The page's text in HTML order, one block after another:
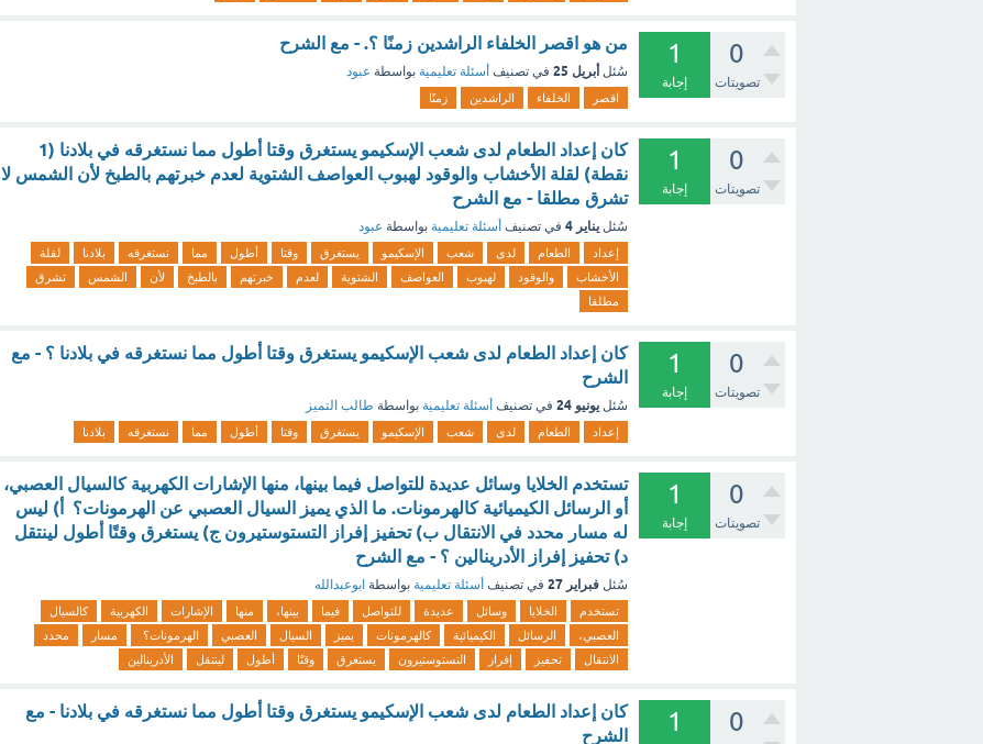
0
تصويتات
1
إجابة
من هو اقصر الخلفاء الراشدين زمنًا ؟. - مع الشرح
سُئل أبريل 25 في تصنيف أسئلة تعليمية بواسطة عبود
اقصر الخلفاء الراشدين زمنًا
0
تصويتات
1
إجابة
كان إعداد الطعام لدى شعب الإسكيمو يستغرق وقتا أطول مما نستغرقه في بلادنا (1
نقطة) لقلة الأخشاب والوقود لهبوب العواصف الشتوية لعدم خبرتهم بالطبخ لأن الشمس لا
تشرق مطلقا - مع الشرح
سُئل يناير 4 في تصنيف أسئلة تعليمية بواسطة عبود
إعداد الطعام لدى شعب الإسكيمو يستغرق وقتا أطول مما نستغرقه بلادنا
لقلة
الأخشاب
والوقود لهبوب العواصف الشتوية لعدم خبرتهم بالطبخ لأن الشمس
تشرق
مطلقا
0
تصويتات
1
إجابة
كان إعداد الطعام لدى شعب الإسكيمو يستغرق وقتا أطول مما نستغرقه في بلادنا ؟ - مع
الشرح
سُئل يونيو 24 في تصنيف أسئلة تعليمية بواسطة طالب التميز
إعداد الطعام لدى شعب الإسكيمو يستغرق وقتا أطول مما نستغرقه بلادنا
0
تصويتات
1
إجابة
تستخدم الخلايا وسائل عديدة للتواصل فيما بينها، منها الإشارات الكهربية كالسيال العصبي،
أو الرسائل الكيميائية كالهرمونات. ما الذي يميز السيال العصبي عن الهرمونات؟ أ‌) ليس
له مسار محدد في الانتقال ب‌) تحفيز إفراز التستوستيرون ج‌) يستغرق وقتًا أطول لينتقل
د‌) تحفيز إفراز الأدرينالين ؟ - مع الشرح
سُئل فبراير 27 في تصنيف أسئلة تعليمية بواسطة ابوعبدالله
تستخدم الخلايا وسائل عديدة للتواصل فيما بينها، منها الإشارات الكهربية
كالسيال
العصبي،
الرسائل الكيميائية كالهرمونات يميز السيال العصبي الهرمونات؟ مسار
محدد
الانتقال
تحفيز إفراز التستوستيرون يستغرق وقتًا أطول لينتقل الأدرينالين
0
1
كان إعداد الطعام لدى شعب الإسكيمو يستغرق وقتا أطول مما نستغرقه في بلادنا - مع
الشرح